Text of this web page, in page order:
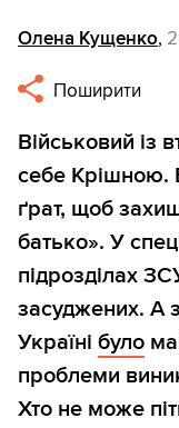
Олена Кущенко,
Поширити
Військовий із
себе Крішною.
ґрат, щоб
батько». У
підрозділах
засуджених. А
Україні було
проблеми
Хто не може